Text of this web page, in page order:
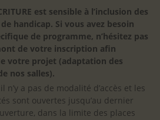
est sensible à l’inclusion des
handicap. Si vous avez besoin
de programme, n’hésitez pas
de votre inscription afin
votre projet (adaptation des
nos salles).
a pas de modalité d’accès et les
sont ouvertes jusqu’au dernier
dans la limite des places